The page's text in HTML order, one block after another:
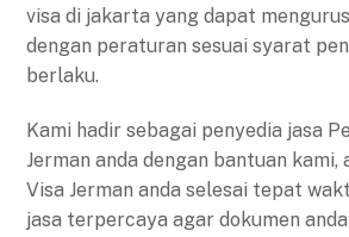
visa di jakarta yang dapat
dengan peraturan sesuai syarat
berlaku.
Kami hadir sebagai penyedia jasa
Jerman anda dengan bantuan
Visa Jerman anda selesai tepat
jasa terpercaya agar dokumen